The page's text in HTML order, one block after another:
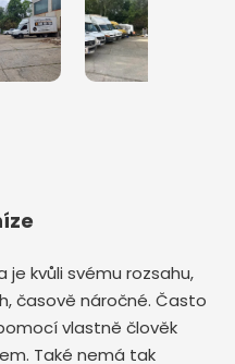
je kvůli svému rozsahu,
časově náročné. Často
vlastně člověk
Také nemá tak